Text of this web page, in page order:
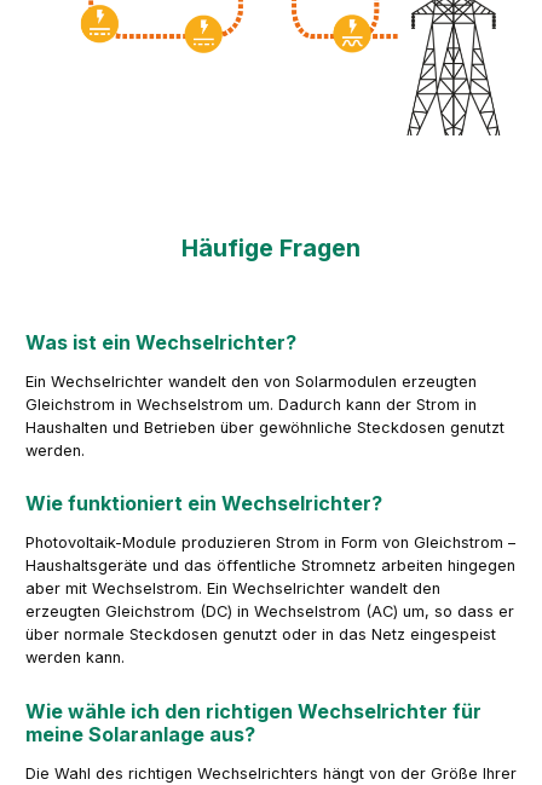
Häufige Fragen
Was ist ein Wechselrichter?
Ein Wechselrichter wandelt den von Solarmodulen erzeugten
Gleichstrom in Wechselstrom um. Dadurch kann der Strom in
Haushalten und Betrieben über gewöhnliche Steckdosen genutzt
werden.
Wie funktioniert ein Wechselrichter?
Photovoltaik-Module produzieren Strom in Form von Gleichstrom –
Haushaltsgeräte und das öffentliche Stromnetz arbeiten hingegen
aber mit Wechselstrom. Ein Wechselrichter wandelt den
erzeugten Gleichstrom (DC) in Wechselstrom (AC) um, so dass er
über normale Steckdosen genutzt oder in das Netz eingespeist
werden kann.
Wie wähle ich den richtigen Wechselrichter für
meine Solaranlage aus?
Die Wahl des richtigen Wechselrichters hängt von der Größe Ihrer